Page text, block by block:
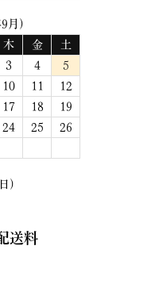
月)
木 金
土
3 4
5
10 11
12
17 18
19
24 25
26
)
送料